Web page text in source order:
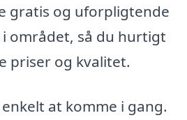
gratis og uforpligtende
området, så du hurtigt
priser og kvalitet.
at komme i gang.